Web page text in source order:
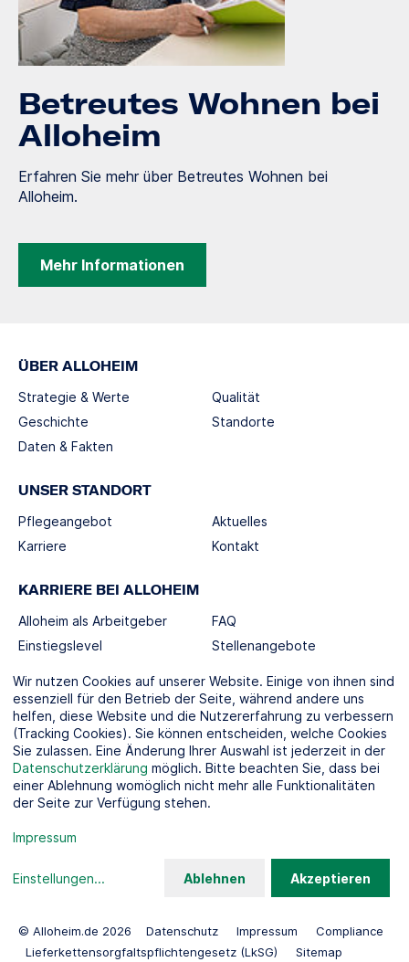
Betreutes Wohnen bei
Alloheim
Erfahren Sie mehr über Betreutes Wohnen bei
Alloheim.
Mehr Informationen
ÜBER ALLOHEIM
Strategie & Werte
Geschichte
Daten & Fakten
Qualität
Standorte
UNSER STANDORT
Pflegeangebot
Karriere
Aktuelles
Kontakt
KARRIERE BEI ALLOHEIM
Alloheim als Arbeitgeber
Einstiegslevel
FAQ
Stellenangebote
SOCIAL MEDIA
KOOPERATIONSPARTNER
© Alloheim.de 2026 Datenschutz Impressum
Compliance
Lieferkettensorgfaltspflichtengesetz (LkSG)
Sitemap
Wir nutzen Cookies auf unserer Website. Einige von ihnen sind
essenziell für den Betrieb der Seite, während andere uns
helfen, diese Website und die Nutzererfahrung zu verbessern
(Tracking Cookies). Sie können entscheiden, welche Cookies
Sie zulassen. Eine Änderung Ihrer Auswahl ist jederzeit in der
Datenschutzerklärung möglich. Bitte beachten Sie, dass bei
einer Ablehnung womöglich nicht mehr alle Funktionalitäten
der Seite zur Verfügung stehen.
Impressum
Einstellungen... Ablehnen Akzeptieren